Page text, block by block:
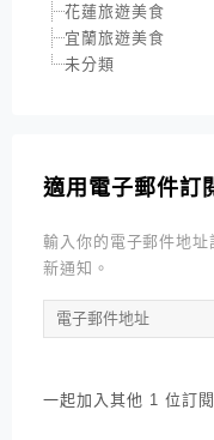
花蓮旅遊美食
宜蘭旅遊美食
未分類
適用電子郵件訂
輸入你的電子郵件地
新通知。
電
子
件
一起加入其他 1 位訂